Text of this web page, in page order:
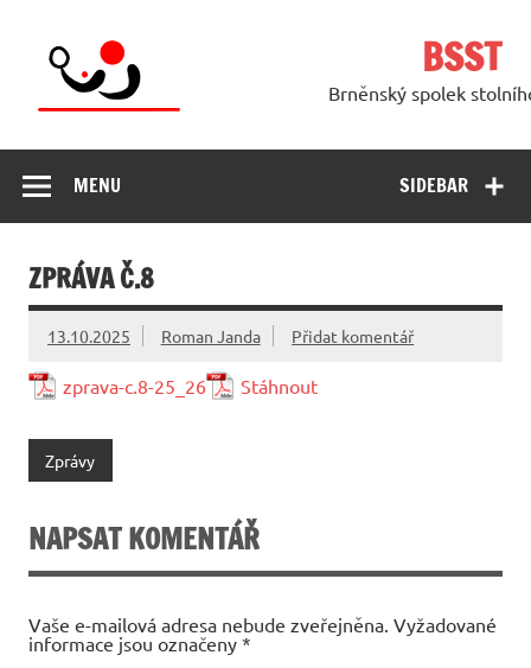
content
BSST
Brněnský spolek
SIDEBAR
MENU
ZPRÁVA Č.8
13.10.2025 Roman Janda Přidat komentář
zprava-c.8-25_26 Stáhnout
Zprávy
NAPSAT KOMENTÁŘ
Vaše e-mailová adresa nebude zveřejněna. Vyžadované
informace jsou označeny *